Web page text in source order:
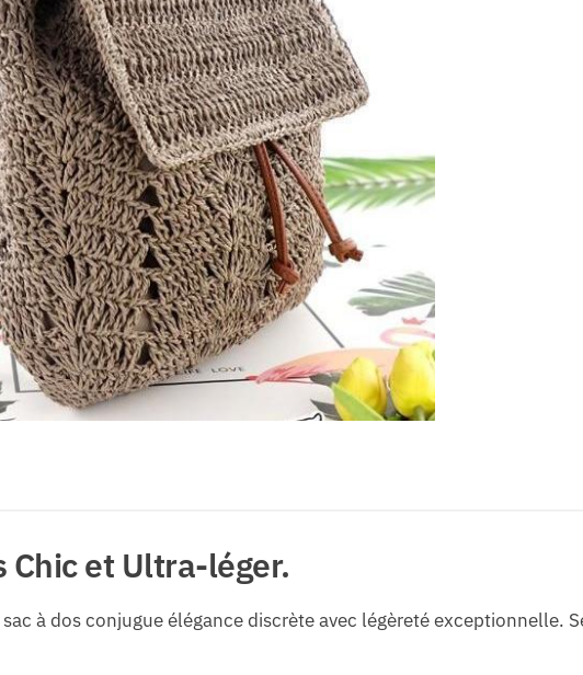
Chic et Ultra-léger.
à dos conjugue élégance discrète avec légèreté exceptionnelle.